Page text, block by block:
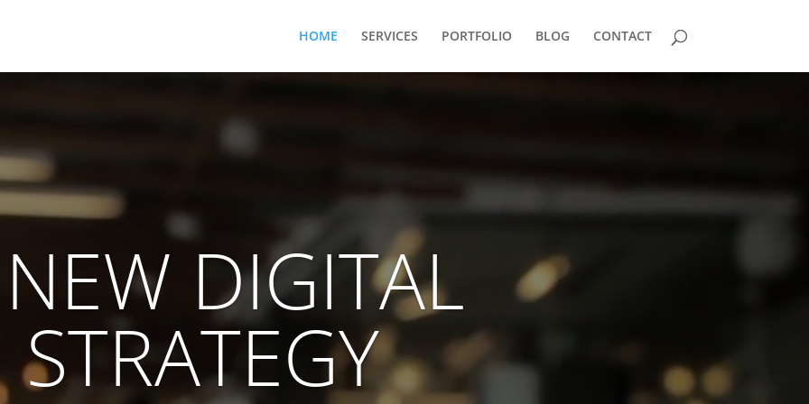
HOME SERVICES PORTFOLIO BLOG CONTACT
DIGITAL
STRATEGY